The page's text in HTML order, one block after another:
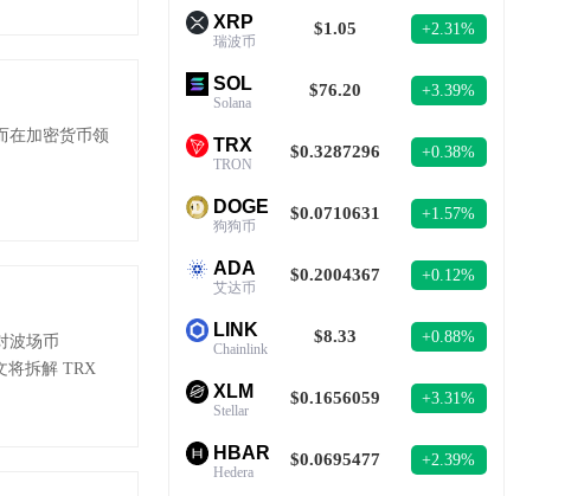
在加密货币领
波场币
将拆解 TRX
XRP
瑞波币
$1.05 +2.31%
SOL
Solana
$76.20 +3.39%
TRX
TRON
$0.3287296 +0.38%
DOGE
狗狗币
$0.0710631 +1.57%
ADA
艾达币
$0.2004367 +0.12%
LINK
Chainlink
$8.33 +0.88%
XLM
Stellar
$0.1656059 +3.31%
HBAR
Hedera
$0.0695477 +2.39%